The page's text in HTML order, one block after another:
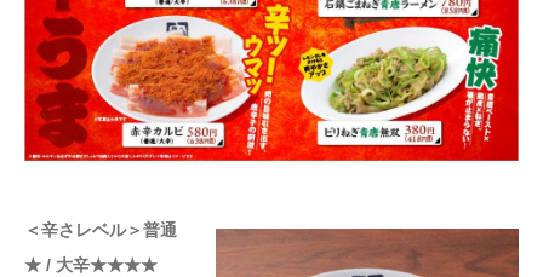
＜辛さレベル＞普通
★ / 大辛★★★★